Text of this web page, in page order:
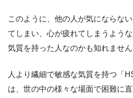
このように、他の人が気にならな
てしまい、心が疲れてしまうよう
気質を持った人なのかも知れません
人より繊細で敏感な気質を持つ「
は、世の中の様々な場面で困難に